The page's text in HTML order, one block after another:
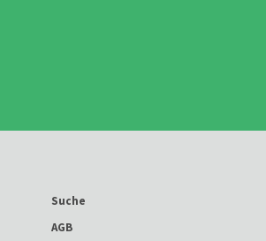
Suche
AGB